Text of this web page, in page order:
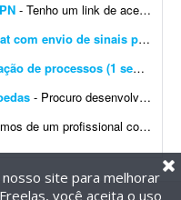
- Tenho um link de acesso web que funciona normalmente apenas quando a VPN do dispositivo está ativada. Quando tento acessar o mesmo link sem VPN, a página não carrega e apresen...
Robô de monitoramento de Baccarat com envio de sinais para Telegram
Segurança da informação e automação de processos (1 semana)
- Procuro desenvolvedor full stack para criar uma plataforma profissional e scanner de arbitragem de criptomoedas, semelhante às principais soluções internacionais do mercado, po...
em e-commerce e em configurações no Bling. Atualmente temos a conta de um cliente integrada com loja própria, Mercado Livre,...
site para melhorar
você aceita o uso